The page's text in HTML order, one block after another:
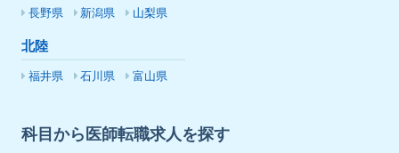
長野県 新潟県 山梨県
北陸
福井県 石川県 富山県
科目から医師転職求人を探す